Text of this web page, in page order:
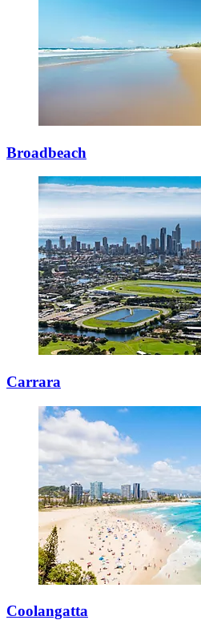
Broadbeach
Carrara
Coolangatta